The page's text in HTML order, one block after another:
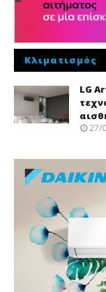
Κλιματισμός
LG
27/